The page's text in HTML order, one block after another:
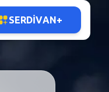
SERDIVAN+